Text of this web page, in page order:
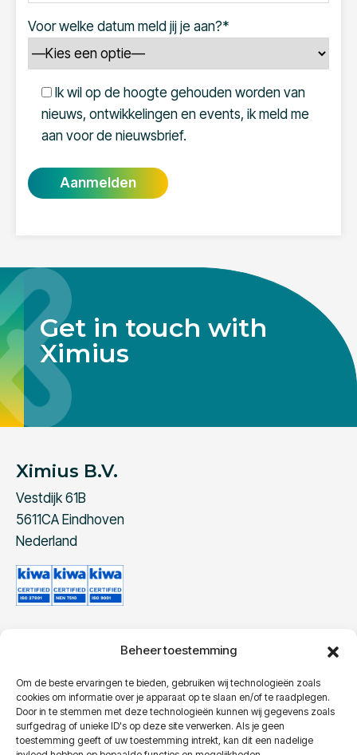
Beheer toestemming
Om de beste ervaringen te bieden, gebruiken wij technologieën zoals
cookies om informatie over je apparaat op te slaan en/of te raadplegen.
Door in te stemmen met deze technologieën kunnen wij gegevens zoals
surfgedrag of unieke ID's op deze site verwerken. Als je geen
toestemming geeft of uw toestemming intrekt, kan dit een nadelige
Voor welke datum meld jij je aan?*
Ik wil op de hoogte gehouden worden van
nieuws, ontwikkelingen en events, ik meld me
aan voor de nieuwsbrief.
Get in touch with
Ximius
Ximius B.V.
Vestdijk 61B
5611CA Eindhoven
Nederland
Telefoon: +31 40 240 96 10
E-Mail:info@ximius.eu